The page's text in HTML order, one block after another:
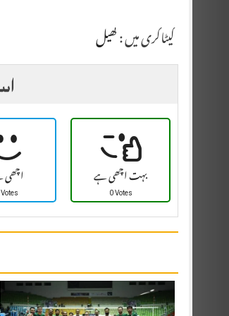
کیٹاگری میں :کھیل
Votes بہت اچھی ہے
0 Votes